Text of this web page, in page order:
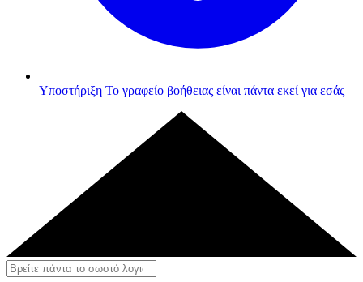
Υποστήριξη Το γραφείο βοήθειας είναι πάντα εκεί για εσάς